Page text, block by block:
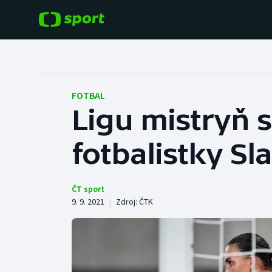
Hokej
Tenis
Cyklistika
Baseball a softbal
Basketbal
Boby a skeleton
Box
FOTBAL
Ligu mistryň
fotbalistky
ČT sport
9. 9. 2021 | Zdroj: ČTK